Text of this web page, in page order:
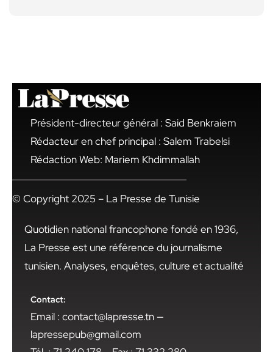
Président-directeur général : Said Benkraiem
Rédacteur en chef principal : Salem Trabelsi
Rédaction Web: Mariem Khdimmallah
© Copyright 2025 – La Presse de Tunisie
Quotidien national francophone fondé en 1936,
La Presse est une référence du journalisme
tunisien. Analyses, enquêtes, culture et actualité
Contact:
Email : contact@lapresse.tn —
lapressepub@gmail.com